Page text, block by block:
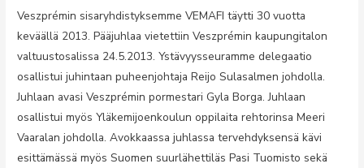
Veszprémin sisaryhdistyksemme VEMAFI täytti 30 vuotta
keväällä 2013. Pääjuhlaa vietettiin Veszprémin kaupungitalon
valtuustosalissa 24.5.2013. Ystävyysseuramme delegaatio
osallistui juhintaan puheenjohtaja Reijo Sulasalmen johdolla.
Juhlaan avasi Veszprémin pormestari Gyla Borga. Juhlaan
osallistui myös Yläkemijoenkoulun oppilaita rehtorinsa Meeri
Vaaralan johdolla. Avokkaassa juhlassa tervehdyksensä kävi
esittämässä myös Suomen suurlähettiläs Pasi Tuomisto sekä